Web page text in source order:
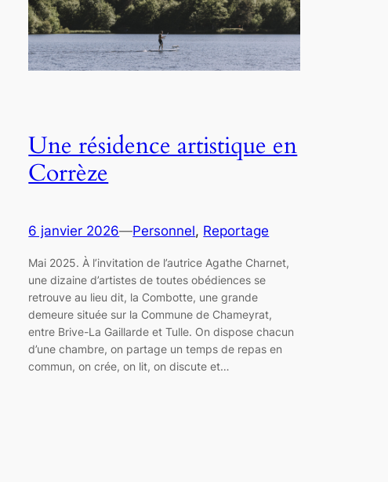
Une résidence artistique en
Corrèze
6 janvier 2026—Personnel, Reportage
Mai 2025. À l’invitation de l’autrice Agathe Charnet,
une dizaine d’artistes de toutes obédiences se
retrouve au lieu dit, la Combotte, une grande
demeure située sur la Commune de Chameyrat,
entre Brive-La Gaillarde et Tulle. On dispose chacun
d’une chambre, on partage un temps de repas en
commun, on crée, on lit, on discute et…